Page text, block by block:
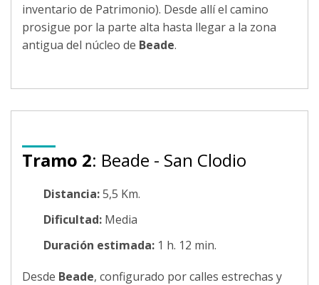
inventario de Patrimonio). Desde allí el camino
prosigue por la parte alta hasta llegar a la zona
antigua del núcleo de Beade.
Tramo 2: Beade - San Clodio
Distancia:5,5 Km.
Dificultad: Media
Duración estimada: 1 h. 12 min.
Desde Beade, configurado por calles estrechas y